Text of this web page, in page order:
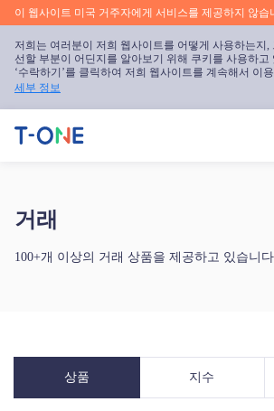
이 웹사이트 미국 거주자에게 서비스를 제공하지 않습
저희는 여러분이 저희 웹사이트를 어떻게 사용하는지,
선할 부분이 어딘지를 알아보기 위해 쿠키를 사용하고
‘수락하기’를 클릭하여 저희 웹사이트를 계속해서 이
세부 정보
트레이딩 플랫폼
회사 소개
거래
100+개 이상의 거래 상품을 제공하고 있습니
상품 지수